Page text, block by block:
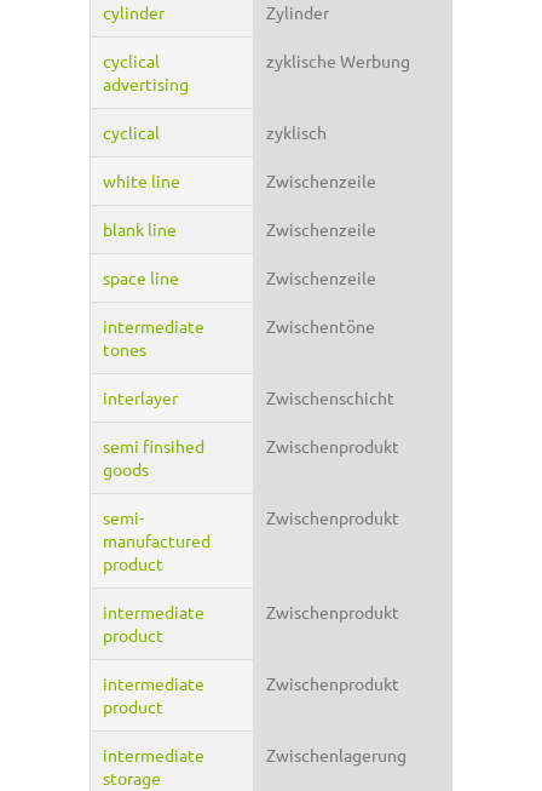
cylinder Zylinder
cyclical
advertising
zyklische Werbung
cyclical zyklisch
white line Zwischenzeile
blank line Zwischenzeile
space line Zwischenzeile
intermediate
tones
Zwischentöne
interlayer Zwischenschicht
semi finsihed
goods
Zwischenprodukt
semi-
manufactured
product
Zwischenprodukt
intermediate
product
Zwischenprodukt
intermediate
product
Zwischenprodukt
intermediate
storage
Zwischenlagerung